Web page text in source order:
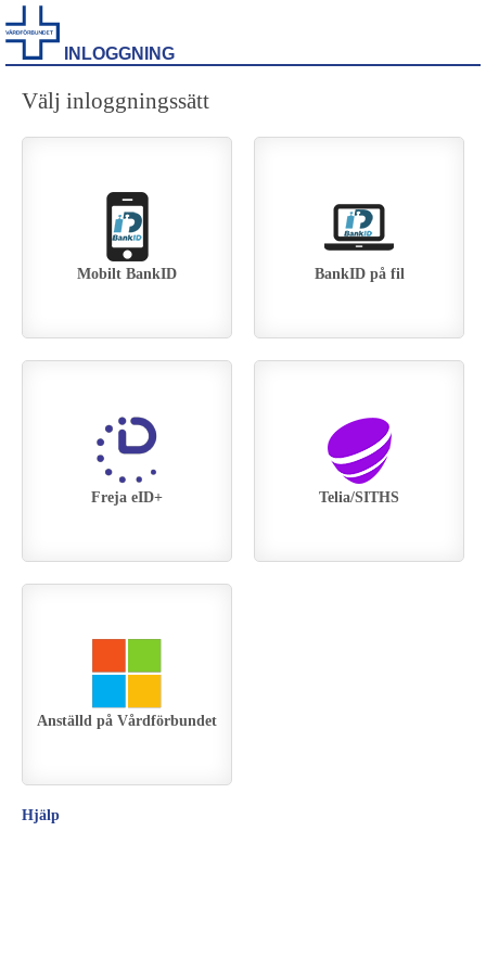
INLOGGNING
Välj inloggningssätt
Mobilt BankID BankID på fil
Telia/SITHS
Anställd på Vårdförbundet
Freja eID+
Hjälp